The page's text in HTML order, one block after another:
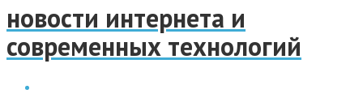
новости интернета и
современных технологий